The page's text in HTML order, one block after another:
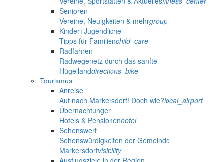
Senioren
Vereine, Neuigkeiten & mehrgroup
Kinder+Jugendliche
Tipps für Familienchild_care
Radfahren
Radwegenetz durch das sanfte
Hügellanddirections_bike
Tourismus
Anreise
Auf nach Markersdorf! Doch wie?local_airport
Übernachtungen
Hotels & Pensionenhotel
Sehenswert
Sehenswürdigkeiten der Gemeinde
Markersdorfvisibility
Ausflugsziele in der Region